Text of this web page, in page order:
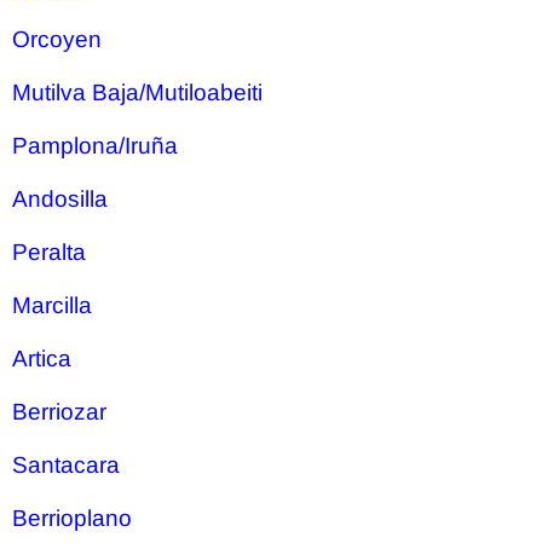
Orcoyen
Mutilva Baja/Mutiloabeiti
Pamplona/Iruña
Andosilla
Peralta
Marcilla
Artica
Berriozar
Santacara
Berrioplano